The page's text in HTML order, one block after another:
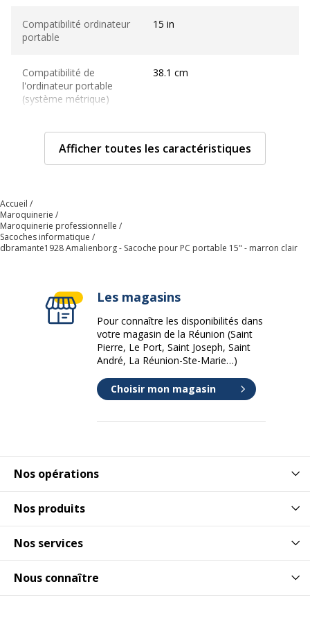
Compatibilité ordinateur
portable
15 in
Compatibilité de
l'ordinateur portable
(système métrique)
38.1 cm
Couleur Brun clair
Sangle de transport
Courroie d'épaule
Type de fermeture
Catégorie
d'accessoire
Accessoires pour PC tablette et
ordinateur portable, Étuis
Brun
1
Données d'identification
Code barre maitre
Marque
Afficher toutes les caractéristiques
Accueil
Maroquinerie
Maroquinerie professionnelle
Sacoches informatique
dbramante1928 Amalienborg - Sacoche pour PC portable 15" - marron clair
Nos opérations
Nos produits
Nos services
Nous connaître
Les magasins
Pour connaître les disponibilités dans
votre magasin de la Réunion (Saint
Pierre, Le Port, Saint Joseph, Saint
André, La Réunion-Ste-Marie…)
Choisir mon magasin